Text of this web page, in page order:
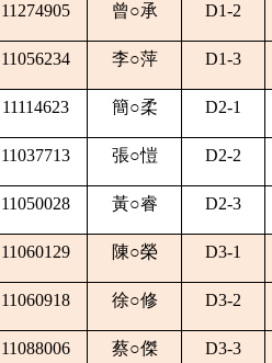
11274905 曾○承 D1-2
11056234 李○萍 D1-3
11114623 簡○柔 D2-1
11037713 張○愷 D2-2
11050028 黃○睿 D2-3
11060129 陳○榮 D3-1
11060918 徐○修 D3-2
11088006 蔡○傑 D3-3